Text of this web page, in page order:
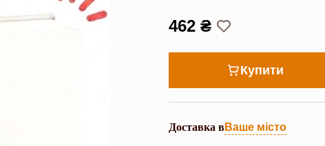
462 ₴
Купити
Доставка вВаше місто